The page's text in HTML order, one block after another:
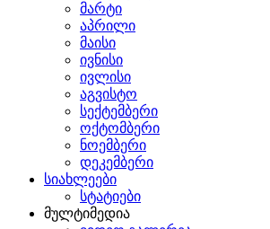
მარტი
აპრილი
მაისი
ივნისი
ივლისი
აგვისტო
სექტემბერი
ოქტომბერი
ნოემბერი
დეკემბერი
სიახლეები
სტატიები
მულტიმედია